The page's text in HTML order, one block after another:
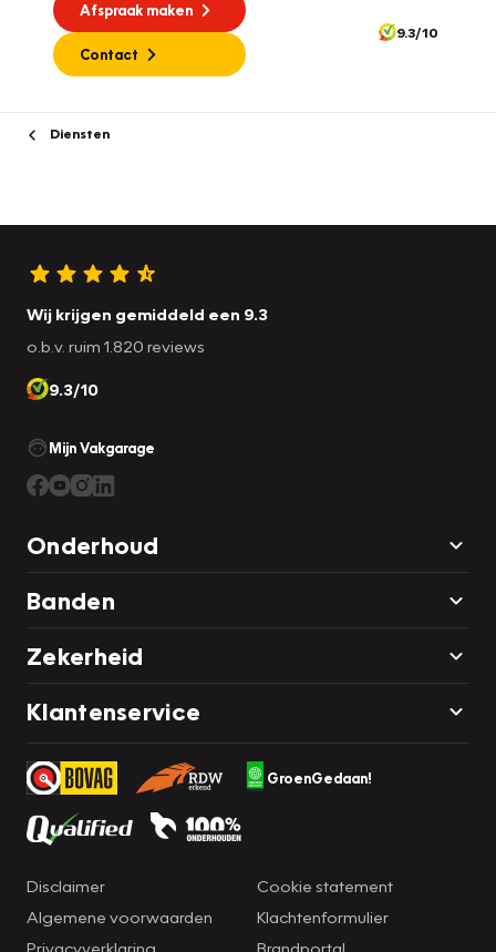
Afspraak maken
Contact
9.3/10
Diensten
Wij krijgen gemiddeld een 9.3
o.b.v. ruim 1.820 reviews
9.3/10
Mijn Vakgarage
Onderhoud
Banden
Zekerheid
Klantenservice
GroenGedaan!
Disclaimer
Algemene voorwaarden
Privacyverklaring
Cookie statement
Klachtenformulier
Brandportal